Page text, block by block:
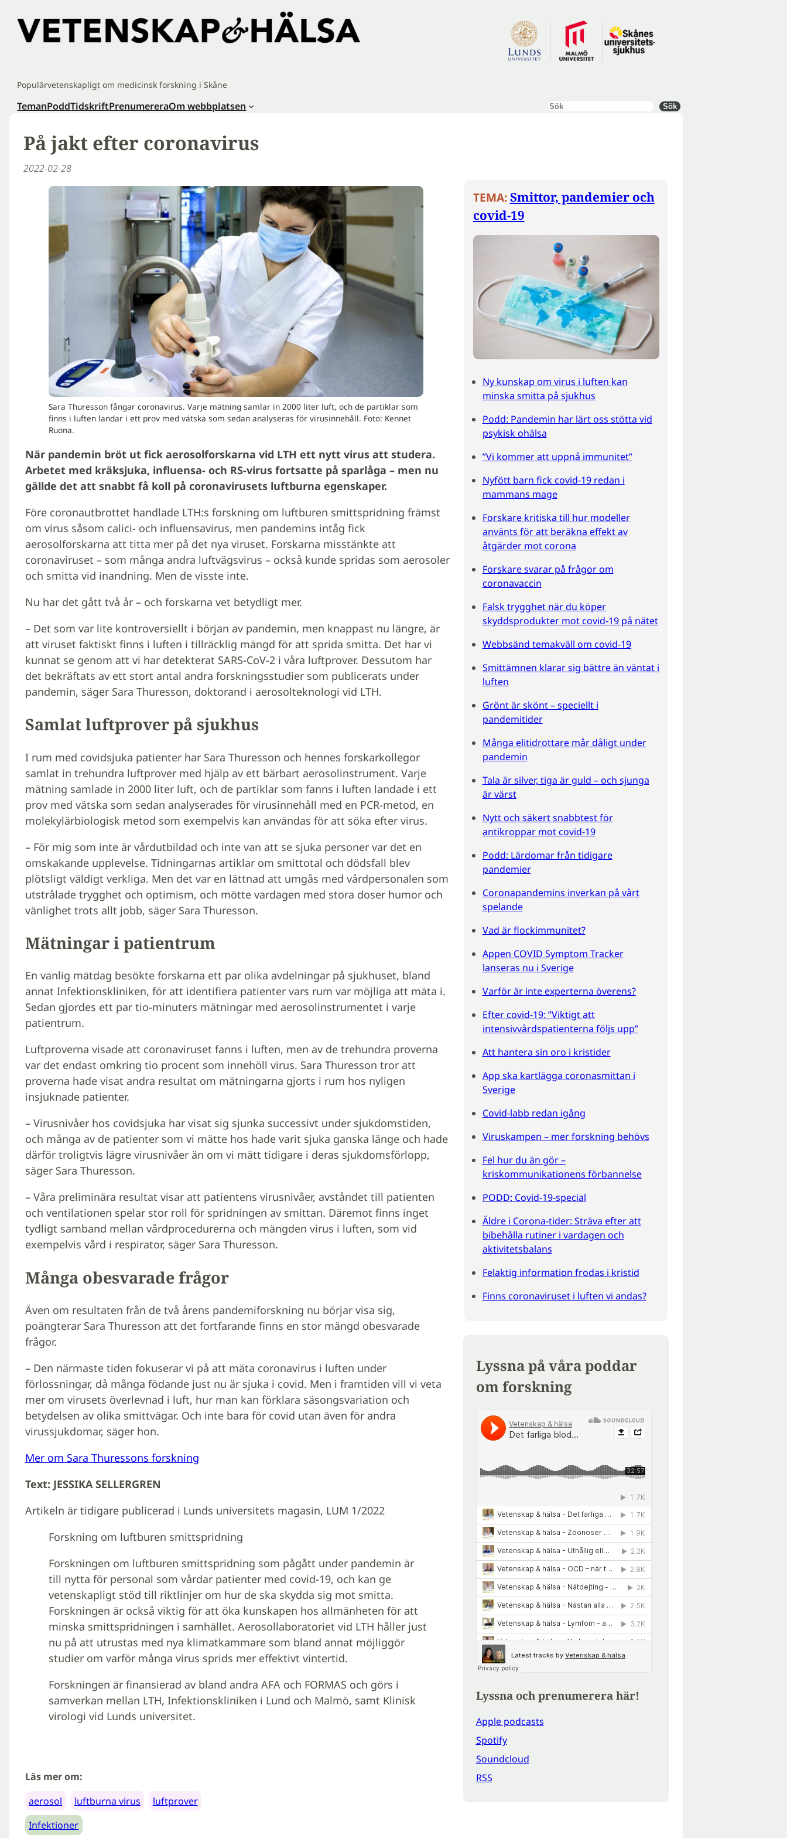
innehåll
Populärvetenskapligt om medicinsk forskning i Skåne
TemanPoddTidskriftPrenumereraOm webbplatsen Sök Sök
På jakt efter coronavirus
2022-02-28
Sara Thuresson fångar coronavirus. Varje mätning samlar in 2000 ­liter luft, och de partiklar som
finns i luften landar i ett prov med vätska som sedan analyseras för virus­innehåll. Foto: Kennet
Ruona.
När pandemin bröt ut fick aerosolforskarna vid LTH ett nytt virus att studera.
Arbetet med kräksjuka, influensa- och RS-virus fortsatte på sparlåga – men nu
gällde det att snabbt få koll på coronavirusets luftburna egenskaper.
Före coronautbrottet handlade LTH:s forskning om luftburen smitt­spridning främst
om virus såsom calici- och influensavirus, men pandemins intåg fick
aerosolforskarna att titta mer på det nya viruset. Forskarna misstänkte att
coronaviruset – som många andra luftvägsvirus – också kunde spridas som aerosoler
och smitta vid inandning. Men de visste inte.
Nu har det gått två år – och forskarna vet betydligt mer.
– Det som var lite kontroversiellt i början av pandemin, men knappast nu längre, är
att viruset faktiskt finns i luften i tillräcklig mängd för att sprida smitta. Det har vi
kunnat se genom att vi har detekterat SARS-CoV-2 i våra luftprover. Dessutom har
det bekräftats av ett stort antal andra forskningsstudier som publicerats under
pandemin, säger Sara Thuresson, doktorand i ­aerosolteknologi vid LTH.
Samlat luftprover på sjukhus
I rum med covidsjuka patienter har Sara Thuresson och hennes forskarkollegor
samlat in trehundra luftprover med hjälp av ett bärbart aerosolinstrument. Varje
mätning samlade in 2000 liter luft, och de partiklar som fanns i luften landade i ett
prov med vätska som sedan analyserades för virus­innehåll med en PCR-metod, en
mole­kylärbiologisk metod som exempelvis kan användas för att söka efter virus.
– För mig som inte är vårdutbildad och inte van att se sjuka personer var det en
omskakande upplevelse. Tidningarnas artiklar om smittotal och dödsfall blev
plötsligt väldigt verkliga. Men det var en lättnad att umgås med vårdpersonalen som
utstrålade trygghet och optimism, och mötte vardagen med stora doser humor och
vänlighet trots allt jobb, säger Sara Thuresson.
Mätningar i patientrum
En vanlig mätdag besökte forskarna ett par olika avdelningar på sjukhuset, bland
annat Infektionskliniken, för att identifiera patienter vars rum var möjliga att mäta i.
Sedan gjordes ett par tio-minuters mätningar med aerosolinstrumentet i varje
patientrum.
Luftproverna visade att coronaviruset fanns i luften, men av de trehundra proverna
var det endast omkring tio procent som innehöll virus. Sara Thuresson tror att
proverna hade visat andra resultat om mätningarna gjorts i rum hos nyligen
insjuknade patienter.
– Virusnivåer hos covidsjuka har visat sig sjunka successivt under sjukdoms­tiden,
och många av de patienter som vi mätte hos hade varit sjuka ganska länge och hade
därför troligtvis lägre virus­nivåer än om vi mätt tidigare i deras sjukdomsförlopp,
säger Sara Thuresson.
– Våra preliminära resultat visar att patientens virusnivåer, avståndet till patienten
och ventilationen spelar stor roll för spridningen av smittan. Däremot finns inget
tydligt samband mellan vårdprocedurerna och mängden virus i luften, som vid
exempelvis vård i respirator, säger Sara Thuresson.
Många obesvarade frågor
Även om resultaten från de två årens pandemiforskning nu börjar visa sig,
poängterar Sara Thuresson att det fortfarande finns en stor mängd obesvarade
frågor.
– Den närmaste tiden fokuserar vi på att mäta coronavirus i luften under
förlossningar, då många födande just nu är sjuka i covid. Men i framtiden vill vi veta
mer om virusets överlevnad i luft, hur man kan förklara säsongsvariation och
betydelsen av olika smittvägar. Och inte bara för covid utan även för andra
virussjukdomar, säger hon.
Mer om Sara Thuressons forskning
Text: JESSIKA SELLERGREN
Artikeln är tidigare publicerad i Lunds universitets magasin, LUM 1/2022
Forskning om luftburen smittspridning
Forskningen om luftburen smittspridning som pågått under pandemin är
till nytta för personal som vårdar patienter med covid-19, och kan ge
vetenskapligt stöd till riktlinjer om hur de ska skydda sig mot smitta.
Forskningen är också viktig för att öka kunskapen hos allmänheten för att
minska smittspridningen i samhället. Aerosollaboratoriet vid LTH håller just
nu på att utrustas med nya klimatkammare som bland annat möjliggör
studier om varför många virus sprids mer effektivt vintertid.
Forskningen är finansierad av bland andra AFA och FORMAS och görs i
samverkan mellan LTH, Infektionskliniken i Lund och Malmö, samt Klinisk
virologi vid Lunds universitet.
Läs mer om:
aerosol
luftburna virus
luftprover
Infektioner
TEMA: Smittor, pandemier och
covid-19
Ny kunskap om virus i luften kan
minska smitta på sjukhus
Podd: Pandemin har lärt oss stötta vid
psykisk ohälsa
”Vi kommer att uppnå immunitet”
Nyfött barn fick covid-19 redan i
mammans mage
Forskare kritiska till hur modeller
använts för att beräkna effekt av
åtgärder mot corona
Forskare svarar på frågor om
coronavaccin
Falsk trygghet när du köper
skyddsprodukter mot covid-19 på nätet
Webbsänd temakväll om covid-19
Smittämnen klarar sig bättre än väntat i
luften
Grönt är skönt – speciellt i
pandemitider
Många elitidrottare mår dåligt under
pandemin
Tala är silver, tiga är guld – och sjunga
är värst
Nytt och säkert snabbtest för
antikroppar mot covid-19
Podd: Lärdomar från tidigare
pandemier
Coronapandemins inverkan på vårt
spelande
Vad är flockimmunitet?
Appen COVID Symptom Tracker
lanseras nu i Sverige
Varför är inte experterna överens?
Efter covid-19: ”Viktigt att
intensivvårdspatienterna följs upp”
Att hantera sin oro i kristider
App ska kartlägga coronasmittan i
Sverige
Covid-labb redan igång
Viruskampen – mer forskning behövs
Fel hur du än gör –
kriskommunikationens förbannelse
PODD: Covid-19-special
Äldre i Corona-tider: Sträva efter att
bibehålla rutiner i vardagen och
aktivitetsbalans
Felaktig information frodas i kristid
Finns coronaviruset i luften vi andas?
Lyssna på våra poddar
om forskning
Lyssna och prenumerera här!
Apple podcasts
Spotify
Soundcloud
RSS